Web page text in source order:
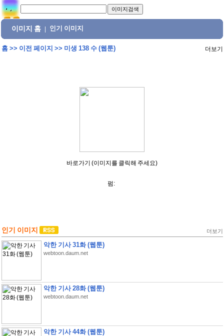
이미지 홈 인기 이미지
홈>> 이전 페이지 >> 미생 138 수 (웹툰) 더보기
바로가기 (이미지를 클릭해 주세요)
펌:
인기 이미지 더보기
악한 기사 31화 (웹툰)
webtoon.daum.net
악한 기사 28화 (웹툰)
webtoon.daum.net
악한 기사 44화 (웹툰)